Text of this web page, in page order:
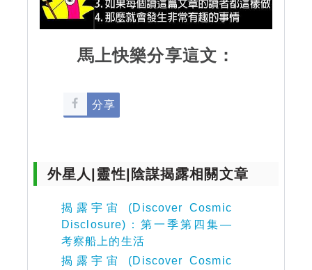
馬上快樂分享這文：
分享
外星人|靈性|陰謀揭露相關文章
揭露宇宙 (Discover Cosmic
Disclosure)：第一季第四集—
考察船上的生活
揭露宇宙 (Discover Cosmic